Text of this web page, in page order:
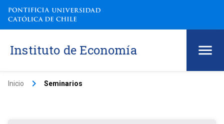
Instituto de Economía
Inicio keyboard_arrow_right Seminarios